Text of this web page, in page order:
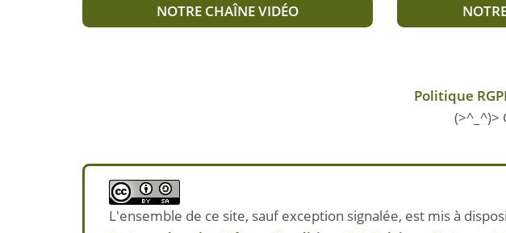
NOTRE CHAÎNE VIDÉO
Politique
(>^_^)>
L'ensemble de ce site, sauf exception signalée, est mis à